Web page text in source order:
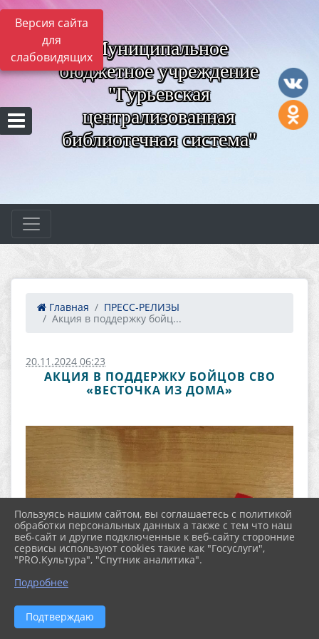
Версия сайта
для
слабовидящих Муниципальное
бюджетное учреждение
"Гурьевская
централизованная
библиотечная система"
Главная
ПРЕСС-РЕЛИЗЫ
Акция в поддержку бойц...
20.11.2024 06:23
АКЦИЯ В ПОДДЕРЖКУ БОЙЦОВ СВО
«ВЕСТОЧКА ИЗ ДОМА»
Пользуясь нашим сайтом, вы соглашаетесь с политикой
обработки персональных данных а также с тем что наш
веб-сайт и другие подключенные к веб-сайту сторонние
сервисы используют cookies такие как "Госуслуги",
"PRO.Культура", "Спутник аналитика".
Подробнее
Подтверждаю